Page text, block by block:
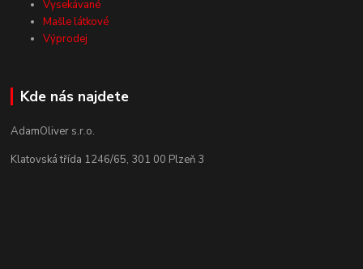
Vysekávané
Mašle látkové
Výprodej
Kde nás najdete
AdamOliver s.r.o.
Klatovská třída 1246/65, 301 00 Plzeň 3